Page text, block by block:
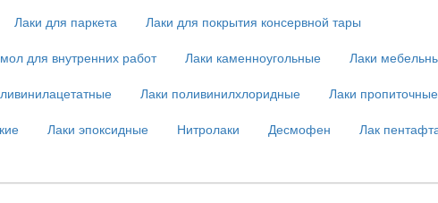
Лаки для паркета
Лаки для покрытия консервной тары
для внутренних работ Лаки каменноугольные
Лаки
Лаки поливинилхлоридные
Лаки пропиточные
Лаки эпоксидные Нитролаки Десмофен
Лак